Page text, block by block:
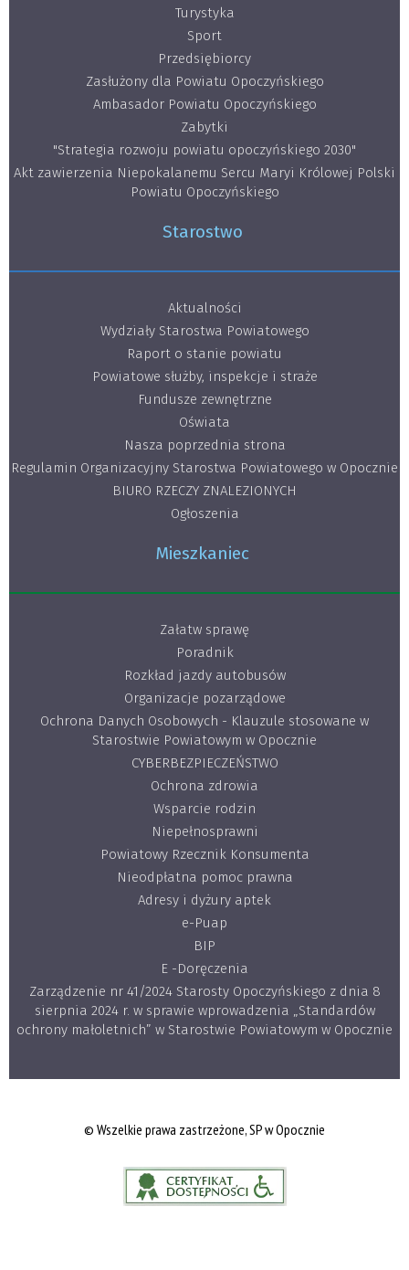
Turystyka
Sport
Przedsiębiorcy
Zasłużony dla Powiatu Opoczyńskiego
Ambasador Powiatu Opoczyńskiego
Zabytki
"Strategia rozwoju powiatu opoczyńskiego 2030"
Akt zawierzenia Niepokalanemu Sercu Maryi Królowej Polski
Powiatu Opoczyńskiego
Starostwo
Aktualności
Wydziały Starostwa Powiatowego
Raport o stanie powiatu
Powiatowe służby, inspekcje i straże
Fundusze zewnętrzne
Oświata
Nasza poprzednia strona
Regulamin Organizacyjny Starostwa Powiatowego w Opocznie
BIURO RZECZY ZNALEZIONYCH
Ogłoszenia
Mieszkaniec
Załatw sprawę
Poradnik
Rozkład jazdy autobusów
Organizacje pozarządowe
Ochrona Danych Osobowych - Klauzule stosowane w
Starostwie Powiatowym w Opocznie
CYBERBEZPIECZEŃSTWO
Ochrona zdrowia
Wsparcie rodzin
Niepełnosprawni
Powiatowy Rzecznik Konsumenta
Nieodpłatna pomoc prawna
Adresy i dyżury aptek
e-Puap
BIP
E -Doręczenia
Zarządzenie nr 41/2024 Starosty Opoczyńskiego z dnia 8
sierpnia 2024 r. w sprawie wprowadzenia „Standardów
ochrony małoletnich” w Starostwie Powiatowym w Opocznie
© Wszelkie prawa zastrzeżone, SP w Opocznie